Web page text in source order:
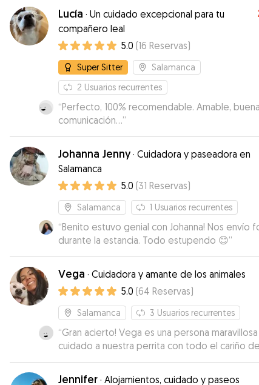
Además nos ha dado muy buena
contentos con ella y sin duda volveremos a
cuando lo necesitemos
Lucía · Un cuidado excepcional para tu
compañero leal
5.0 (16 Reservas)
Super Sitter
Salamanca
2 Usuarios recurrentes
“Perfecto, 100% recomendable. Amable, buena
comunicación...”
Johanna Jenny· Cuidadora y paseadora en
Salamanca
5.0 (31 Reservas)
Salamanca 1 Usuarios recurrentes
“Benito estuvo genial con Johanna! Nos envío
durante la estancia. Todo estupendo 😊”
Vega · Cuidadora y amante de los animales
5.0 (64 Reservas)
Salamanca 3 Usuarios recurrentes
“Gran acierto! Vega es una persona
cuidado a nuestra perrita con todo el cariño
mundo, como hemos ido viendo en las fotos
Contesta super rápido, y se ha adaptado
Jennifer · Alojamientos, cuidado y paseos